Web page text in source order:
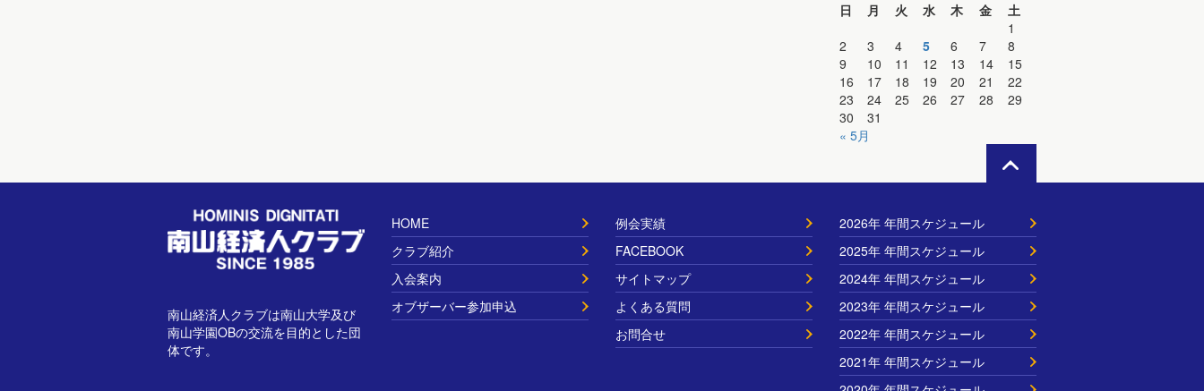
日
月 火 水 木 金
土
1
2
3 4 5 6 7
8
9
10 11 12 13 14
15
16
17 18 19 20 21
22
23
24 25 26 27 28
29
30
31
« 5月
南山経済人クラブは南山大学及び
南山学園OBの交流を目的とした団
体です。
HOME
クラブ紹介
入会案内
オブザーバー参加申込
例会実績
FACEBOOK
サイトマップ
よくある質問
お問合せ
2026年 年間スケジュール
2025年 年間スケジュール
2024年 年間スケジュール
2023年 年間スケジュール
2022年 年間スケジュール
2021年 年間スケジュール